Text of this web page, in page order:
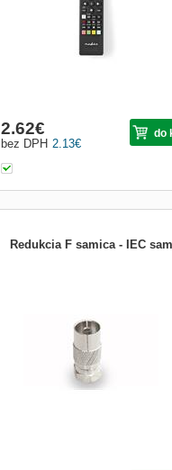
2.13€
bez DPH
2.62€ do
Redukcia F samica - IEC